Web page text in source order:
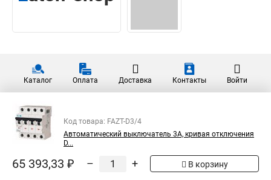
Каталог Оплата Доставка Контакты Войти
Код товара: FAZT-D3/4
Автоматический выключатель 3А, кривая отключения
D...
65 393,33 ₽ – + В корзину